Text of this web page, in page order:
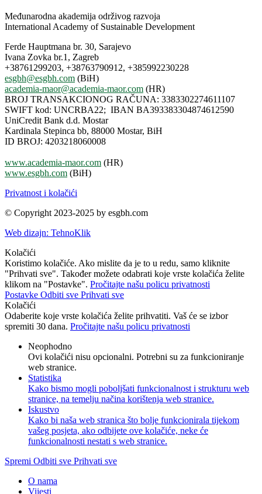
Međunarodna akademija održivog razvoja
International Academy of Sustainable Development
Ferde Hauptmana br. 30, Sarajevo
Ivana Zovka br.1, Zagreb
+38761299203, +38763790912, +385992230228
esgbh@esgbh.com (BiH)
academia-maor@academia-maor.com (HR)
BROJ TRANSAKCIONOG RAČUNA: 3383302274611107
SWIFT kod: UNCRBA22; IBAN BA393383304874612590
UniCredit Bank d.d. Mostar
Kardinala Stepinca bb, 88000 Mostar, BiH
ID BROJ: 4203218060008
www.academia-maor.com (HR)
www.esgbh.com (BiH)
Privatnost i kolačići
© Copyright 2023-2025 by esgbh.com
Web dizajn: TehnoKlik
Kolačići
Koristimo kolačiće. Ako mislite da je to u redu, samo kliknite
"Prihvati sve". Također možete odabrati koje vrste kolačića želite
klikom na "Postavke". Pročitajte našu policu privatnosti
Postavke Odbiti sve Prihvati sve
Kolačići
Odaberite koje vrste kolačića želite prihvatiti. Vaš će se izbor
spremiti 30 dana. Pročitajte našu policu privatnosti
Neophodno
Ovi kolačići nisu opcionalni. Potrebni su za funkcioniranje
web stranice.
Statistika
Kako bismo mogli poboljšati funkcionalnost i strukturu web
stranice, na temelju načina korištenja web stranice.
Iskustvo
Kako bi naša web stranica što bolje funkcionirala tijekom
vašeg posjeta, ako odbijete ove kolačiće, neke će
funkcionalnosti nestati s web stranice.
Spremi Odbiti sve Prihvati sve
O nama
Vijesti